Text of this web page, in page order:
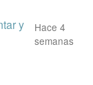
y
Hace 4
semanas